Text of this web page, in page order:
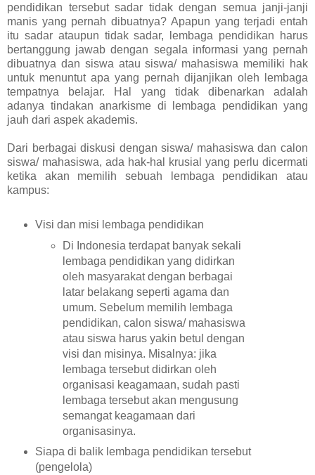
pendidikan tersebut sadar tidak dengan semua janji-janji
manis yang pernah dibuatnya? Apapun yang terjadi entah
itu sadar ataupun tidak sadar, lembaga pendidikan harus
bertanggung jawab dengan segala informasi yang pernah
dibuatnya dan siswa atau siswa/ mahasiswa memiliki hak
untuk menuntut apa yang pernah dijanjikan oleh lembaga
tempatnya belajar. Hal yang tidak dibenarkan adalah
adanya tindakan anarkisme di lembaga pendidikan yang
jauh dari aspek akademis.
Dari berbagai diskusi dengan siswa/ mahasiswa dan calon
siswa/ mahasiswa, ada hak-hal krusial yang perlu dicermati
ketika akan memilih sebuah lembaga pendidikan atau
kampus:
Visi dan misi lembaga pendidikan
Di Indonesia terdapat banyak sekali
lembaga pendidikan yang didirkan
oleh masyarakat dengan berbagai
latar belakang seperti agama dan
umum. Sebelum memilih lembaga
pendidikan, calon siswa/ mahasiswa
atau siswa harus yakin betul dengan
visi dan misinya. Misalnya: jika
lembaga tersebut didirkan oleh
organisasi keagamaan, sudah pasti
lembaga tersebut akan mengusung
semangat keagamaan dari
organisasinya.
Siapa di balik lembaga pendidikan tersebut
(pengelola)